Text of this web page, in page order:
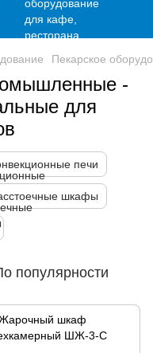
Пекарское
-
для
печи
шкафы
популярности